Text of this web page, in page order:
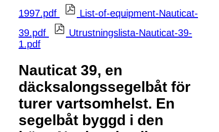
1997.pdf
List-of-equipment-Nauticat-
39.pdf
Utrustningslista-Nauticat-39-
1.pdf
Nauticat 39, en
däcksalongssegelbåt för
turer vartsomhelst. En
segelbåt byggd i den